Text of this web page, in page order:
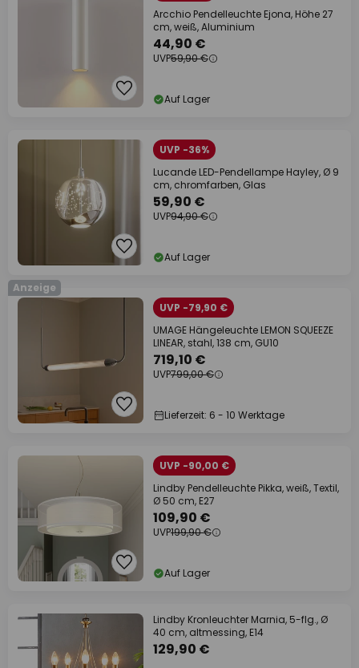
Arcchio Pendelleuchte Ejona, Höhe 27
cm, weiß, Aluminium
44,90 €
UVP59,90 €
Auf Lager
UVP -36%
Lucande LED-Pendellampe Hayley, Ø 9
cm, chromfarben, Glas
59,90 €
UVP94,90 €
Auf Lager
Anzeige
UVP -79,90 €
UMAGE Hängeleuchte LEMON SQUEEZE
LINEAR, stahl, 138 cm, GU10
719,10 €
UVP799,00 €
Lieferzeit: 6 - 10 Werktage
UVP -90,00 €
Lindby Pendelleuchte Pikka, weiß, Textil,
Ø 50 cm, E27
109,90 €
UVP199,90 €
Auf Lager
Lindby Kronleuchter Marnia, 5-flg., Ø
40 cm, altmessing, E14
129,90 €